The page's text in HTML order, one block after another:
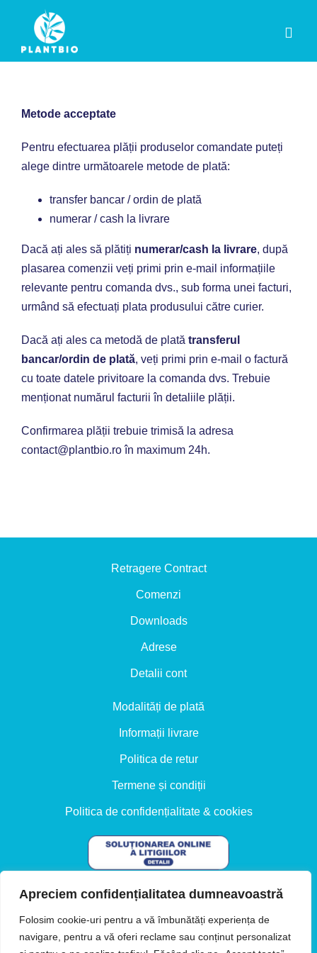
Apreciem confidențialitatea dumneavoastră
Folosim cookie-uri pentru a vă îmbunătăți experiența de
navigare, pentru a vă oferi reclame sau conținut personalizat
content
OFERTE
DIETĂ & PRODUSE DE SLĂBIT
Contact
Coș
Metode acceptate
Pentru efectuarea plății produselor comandate puteți
alege dintre următoarele metode de plată:
transfer bancar / ordin de plată
numerar / cash la livrare
Dacă ați ales să plătiți numerar/cash la livrare, după
plasarea comenzii veți primi prin e-mail informațiile
relevante pentru comanda dvs., sub forma unei facturi,
urmând să efectuați plata produsului către curier.
Dacă ați ales ca metodă de plată transferul
bancar/ordin de plată, veți primi prin e-mail o factură
cu toate datele privitoare la comanda dvs. Trebuie
menționat numărul facturii în detaliile plății.
Confirmarea plății trebuie trimisă la adresa
contact@plantbio.ro în maximum 24h.
Retragere Contract
Comenzi
Downloads
Adrese
Detalii cont
Modalități de plată
Informații livrare
Politica de retur
Termene și condiții
Politica de confidențialitate & cookies